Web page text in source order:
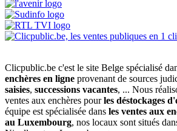
Clicpublic.be c'est le site Belge spécialisé
enchères en ligne provenant de sources
saisies, successions vacantes, ... Nous
ventes aux enchères pourles déstockages
équipe est spécialisée dans les ventes aux
au Luxembourg, nos locaux sont situés